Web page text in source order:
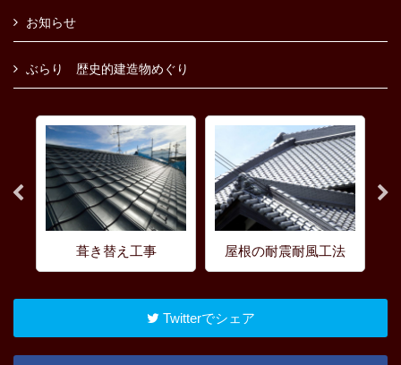
お知らせ
ぶらり 歴史的建造物めぐり
葺き替え工事 屋根の耐震耐風工法
Twitterでシェア